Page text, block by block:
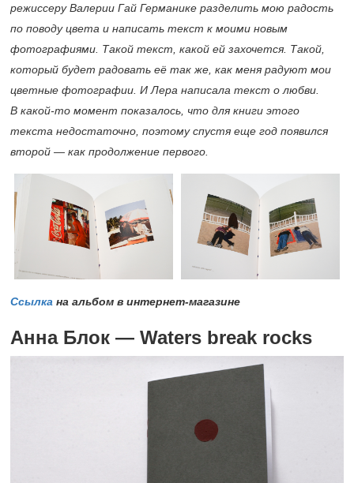
режиссеру Валерии Гай Германике разделить мою радость
по поводу цвета и написать текст к моими новым
фотографиями. Такой текст, какой ей захочется. Такой,
который будет радовать её так же, как меня радуют мои
цветные фотографии. И Лера написала текст о любви.
В какой-то момент показалось, что для книги этого
текста недостаточно, поэтому спустя еще год появился
второй — как продолжение первого.
Ссылка на альбом в интернет-магазине
Анна Блок — Waters break rocks